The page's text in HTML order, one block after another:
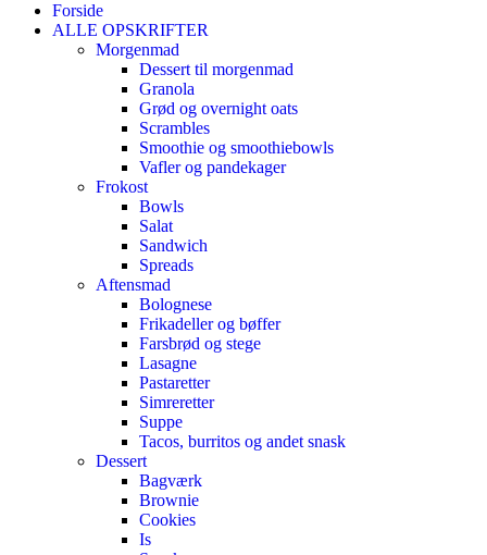
Forside
ALLE OPSKRIFTER
Morgenmad
Dessert til morgenmad
Granola
Grød og overnight oats
Scrambles
Smoothie og smoothiebowls
Vafler og pandekager
Frokost
Bowls
Salat
Sandwich
Spreads
Aftensmad
Bolognese
Frikadeller og bøffer
Farsbrød og stege
Lasagne
Pastaretter
Simreretter
Suppe
Tacos, burritos og andet snask
Dessert
Bagværk
Brownie
Cookies
Is